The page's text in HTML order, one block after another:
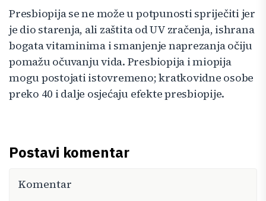
Presbiopija se ne može u potpunosti spriječiti jer
je dio starenja, ali zaštita od UV zračenja, ishrana
bogata vitaminima i smanjenje naprezanja očiju
pomažu očuvanju vida. Presbiopija i miopija
mogu postojati istovremeno; kratkovidne osobe
preko 40 i dalje osjećaju efekte presbiopije.
Postavi komentar